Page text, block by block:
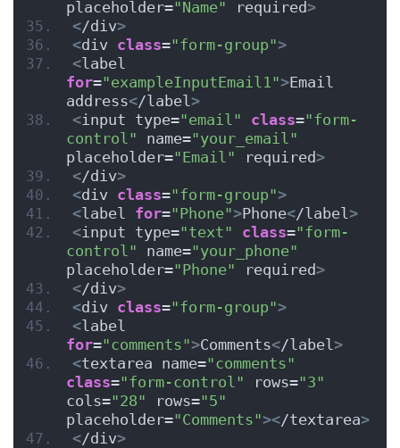
placeholder="Name" required>
</div>
<div class="form-group">
<
for="exampleInputEmail1">Email
address</label >
<input type="email" class="form-
control" name="your_email"
placeholder="Email" required>
</div>
<div class="form-group">
<label for="Phone">Phone</label >
<input type="text" class="form-
control" name="your_phone"
placeholder="Phone" required>
</div>
<div class="form-group">
<
for="comments">Comments</label >
<textarea name="comments"
class="form-control" rows="3"
cols="28" rows="5"
placeholder="Comments"></textarea>
</div>